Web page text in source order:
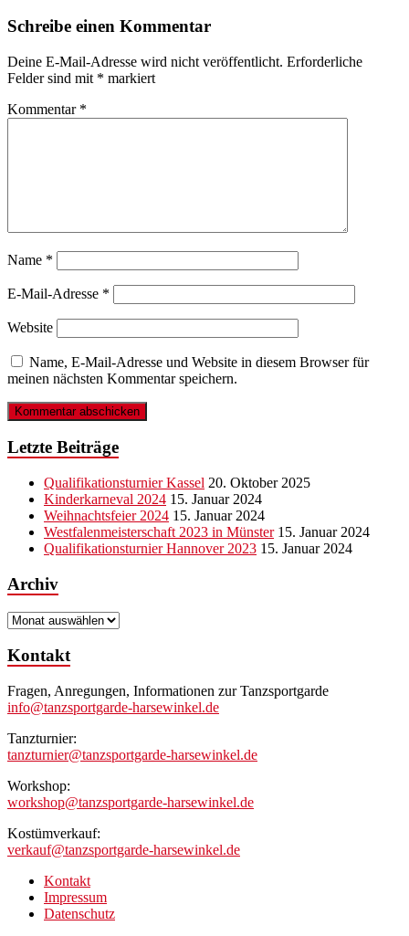
Schreibe einen Kommentar
Deine E-Mail-Adresse wird nicht veröffentlicht. Erforderliche
Felder sind mit * markiert
Kommentar *
Name *
E-Mail-Adresse *
Website
Name, E-Mail-Adresse und Website in diesem Browser für
meinen nächsten Kommentar speichern.
Letzte Beiträge
Qualifikationsturnier Kassel 20. Oktober 2025
Kinderkarneval 2024 15. Januar 2024
Weihnachtsfeier 2024 15. Januar 2024
Westfalenmeisterschaft 2023 in Münster 15. Januar 2024
Qualifikationsturnier Hannover 2023 15. Januar 2024
Archiv
Archiv
Kontakt
Fragen, Anregungen, Informationen zur Tanzsportgarde
info@tanzsportgarde-harsewinkel.de
Tanzturnier:
tanzturnier@tanzsportgarde-harsewinkel.de
Workshop:
workshop@tanzsportgarde-harsewinkel.de
Kostümverkauf:
verkauf@tanzsportgarde-harsewinkel.de
Kontakt
Impressum
Datenschutz